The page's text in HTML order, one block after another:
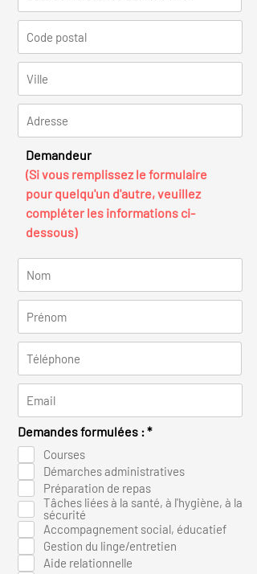
Demandeur
(Si vous remplissez le formulaire
pour quelqu'un d'autre, veuillez
compléter les informations ci-
dessous)
Demandes formulées :*O
i
a
t
i
r
Courses
Démarches administratives
Préparation de repas
Tâches liées à la santé, à l'hygiène, à la
sécurité
Accompagnement social, éducatief
Gestion du linge/entretien
Aide relationnelle